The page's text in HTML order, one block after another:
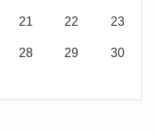
21 22 23
28 29 30